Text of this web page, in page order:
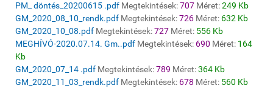
PM_ döntés_20200615 .pdf Megtekintések:707 Méret:249 Kb
GM_2020_08_10_rendk.pdf Megtekintések:726 Méret: 632 Kb
GM_2020_10_08.pdf Megtekintések:727 Méret: 556 Kb
MEGHÍVÓ-2020.07.14. Gm..pdf Megtekintések: 690 Méret: 164
Kb
GM_2020_07_14 .pdf Megtekintések:789 Méret:364 Kb
GM_2020_11_03_rendk.pdf Megtekintések: 678 Méret: 560 Kb